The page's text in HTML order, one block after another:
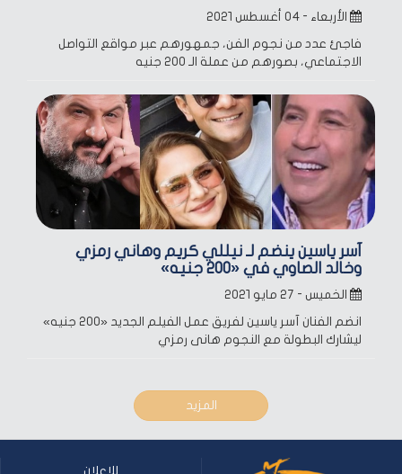
الأربعاء - ٠٤ أغسطس ٢٠٢١
فاجئ عدد من نجوم الفن، جمهورهم عبر مواقع التواصل
الاجتماعي، بصورهم من عملة الـ 200 جنيه
آسر ياسين ينضم لـ نيللي كريم وهاني رمزي
وخالد الصاوي في «200 جنيه»
الخميس - ٢٧ مايو ٢٠٢١
انضم الفنان آسر ياسين لفريق عمل الفيلم الجديد «200 جنيه»
ليشارك البطولة مع النجوم هانى رمزي
المزيد
للإعلان